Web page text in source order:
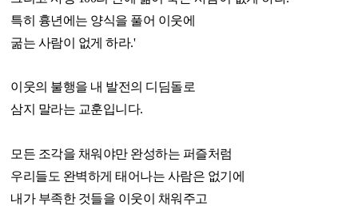
특히 흉년에는 양식을 풀어 이웃에
굶는 사람이 없게 하라.'
이웃의 불행을 내 발전의 디딤돌로
삼지 말라는 교훈입니다.
모든 조각을 채워야만 완성하는 퍼즐처럼
우리들도 완벽하게 태어나는 사람은 없기에
내가 부족한 것들을 이웃이 채워주고